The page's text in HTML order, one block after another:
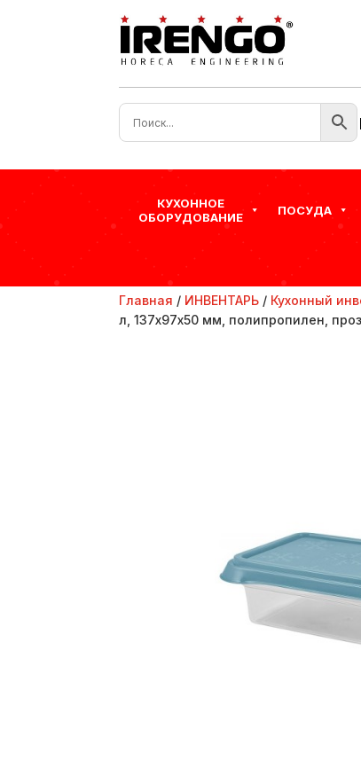
КУХОННОЕ
ОБОРУДОВАНИЕ
ПОСУДА
Главная / ИНВЕНТАРЬ / Кухонный
л, 137х97х50 мм, полипропилен,